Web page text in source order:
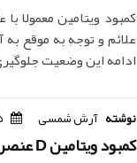
کمبود ویتامین معمولا
علائم و توجهِ به موقع
ادامه این وضعیت
نوشته آرش شمسی
کمبود ویتامین D عنصری ضروری برای بدن، چه علائم و عوارضی دارد؟